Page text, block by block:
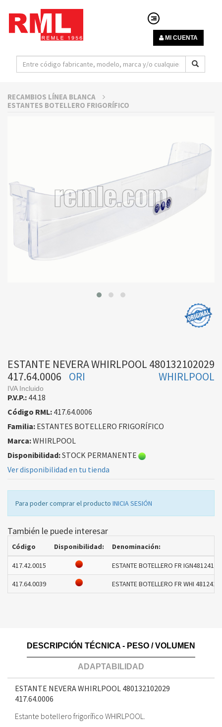
MI CUENTA
RECAMBIOS LÍNEA BLANCA
ESTANTES BOTELLERO FRIGORÍFICO
ESTANTE NEVERA WHIRLPOOL 480132102029
417.64.0006
WHIRLPOOL
ORI
IVA Incluido
P.V.P.: 44.18
Código RML: 417.64.0006
Familia: ESTANTES BOTELLERO FRIGORÍFICO
Marca:WHIRLPOOL
Disponibilidad:STOCK PERMANENTE
Ver disponibilidad en tu tienda
Para poder comprar el producto INICIA SESIÓN
También le puede interesar
Código Disponibilidad: Denominación:
417.42.0015 ESTANTE BOTELLERO FR
417.64.0039 ESTANTE BOTELLERO FR WHI
DESCRIPCIÓN TÉCNICA - PESO / VOLUMEN
ADAPTABILIDAD
ESTANTE NEVERA WHIRLPOOL 480132102029
417.64.0006
Estante botellero frigorífico WHIRLPOOL.